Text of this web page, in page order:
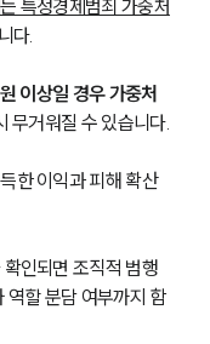
특정경제범죄 가중처
다.
이상일 경우 가중처
무거워질 수 있습니다.
한 이익과 피해 확산
인되면 조직적 범행
역할 분담 여부까지 함